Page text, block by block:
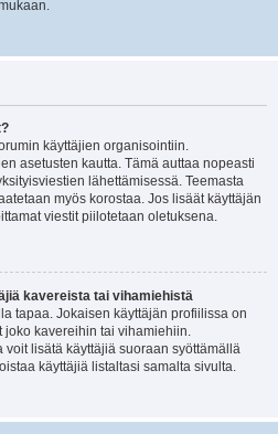
käyttäjien organisointiin.
asetusten kautta. Tämä auttaa nopeasti
lähettämisessä. Teemasta
myös korostaa. Jos lisäät käyttäjän
viestit piilotetaan oletuksena.
kavereista tai vihamiehistä
tapaa. Jokaisen käyttäjän profiilissa on
joko kavereihin tai vihamiehiin.
voit lisätä käyttäjiä suoraan syöttämällä
käyttäjiä listaltasi samalta sivulta.